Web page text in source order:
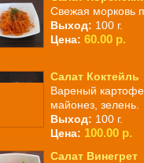
Свежая морковь
Выход: 100 г.
Цена: 60.00 р.
Салат Коктейль
Вареный
майонез, зелень.
Выход: 100 г.
Цена: 100.00 р.
Салат Винегрет